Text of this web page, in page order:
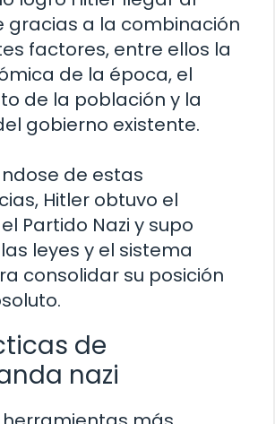
gracias a la combinación
factores, entre ellos la
de la época, el
de la población y la
gobierno existente.
de estas
Hitler obtuvo el
Partido Nazi y supo
leyes y el sistema
consolidar su posición
de
nazi